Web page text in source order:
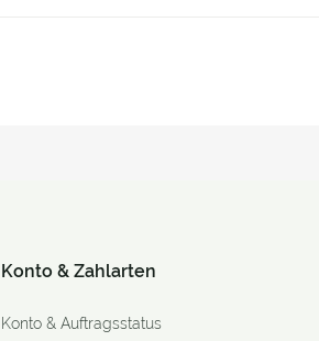
Konto & Zahlarten
Konto & Auftragsstatus